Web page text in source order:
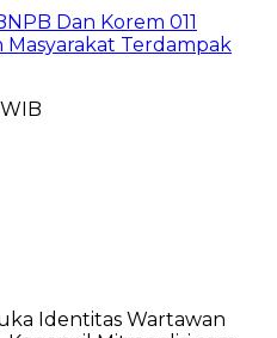
Dan Korem 011
Masyarakat Terdampak